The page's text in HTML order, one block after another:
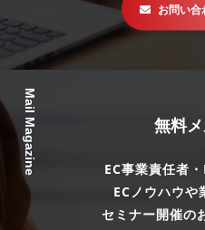
お問い
Mail Magazine 無料
EC事業責任者
ECノウハウや
セミナー開催の